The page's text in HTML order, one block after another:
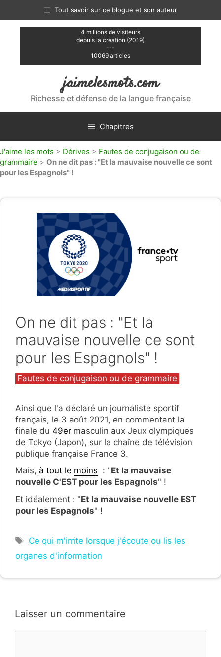
contenu
Tout savoir sur ce blogue et son auteur
4 millions de visiteurs
depuis la création (2019)
---
10069 articles
jaimelesmots.com
Richesse et défense de la langue française
Chapitres
J'aime les mots > Dérives > Fautes de conjugaison ou de
grammaire > On ne dit pas : "Et la mauvaise nouvelle ce sont
pour les Espagnols" !
On ne dit pas : "Et la
mauvaise nouvelle ce sont
pour les Espagnols" !
Catégories
Fautes de conjugaison ou de grammaire
Ainsi que l'a déclaré un journaliste sportif
français, le 3 août 2021, en commentant la
finale du 49er masculin aux Jeux olympiques
de Tokyo (Japon), sur la chaîne de télévision
publique française France 3.
Mais, à tout le moins : "Et la mauvaise
nouvelle C'EST pour les Espagnols" !
Et idéalement : "Et la mauvaise nouvelle EST
pour les Espagnols" !
Étiquettes
Ce qui m'irrite lorsque j'écoute ou lis les
organes d'information
Laisser un commentaire